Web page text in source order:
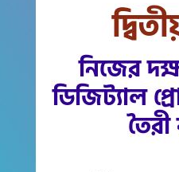
নিজের
ডিজিট্যাল